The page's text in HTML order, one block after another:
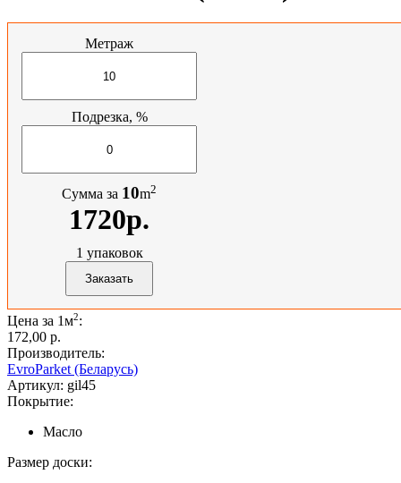
Метраж
Подрезка, %
Сумма за 10m2
1720р.
1 упаковок
Цена за 1м2:
172,00 p.
Производитель:
EvroParket (Беларусь)
Артикул: gil45
Покрытие:
Масло
Размер доски: